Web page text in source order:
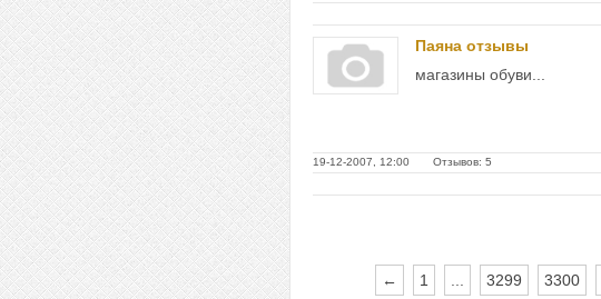
Паяна отзывы
магазины обуви...
19-12-2007, 12:00 Отзывов: 5
← 1 3299 3300